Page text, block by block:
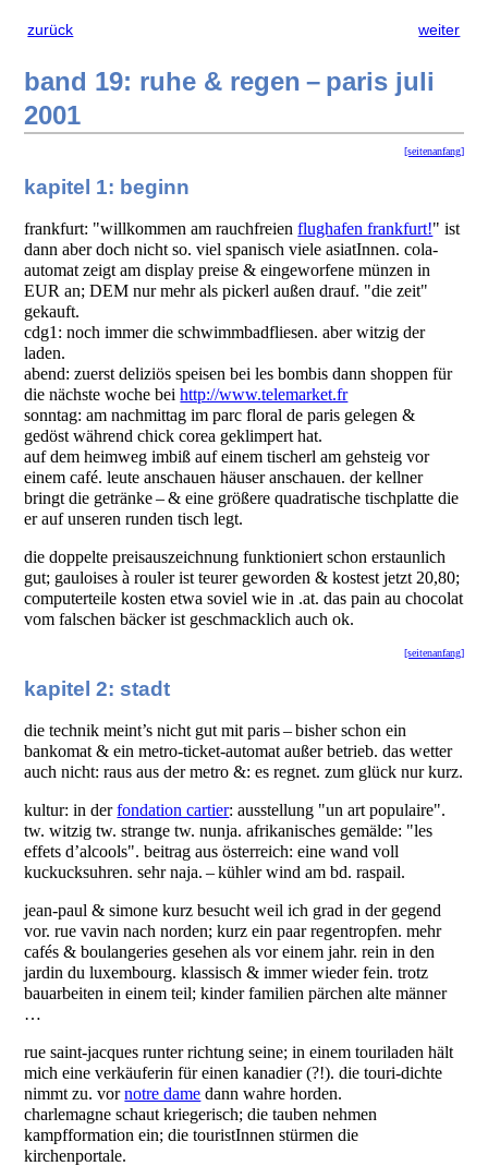
zurück weiter
band 19: ruhe & regen – paris juli
2001
[seitenanfang]
kapitel 1: beginn
frankfurt: "willkommen am rauchfreienflughafen frankfurt!" ist
dann aber doch nicht so. viel spanisch viele asiatInnen. cola-
automat zeigt am display preise & eingeworfene münzen in
EUR an; DEM nur mehr als pickerl außen drauf. "die zeit"
gekauft.
cdg1: noch immer die schwimmbadfliesen. aber witzig der
laden.
abend: zuerst deliziös speisen bei les bombis dann shoppen für
die nächste woche beihttp://www.telemarket.fr
sonntag: am nachmittag im parc floral de paris gelegen &
gedöst während chick corea geklimpert hat.
auf dem heimweg imbiß auf einem tischerl am gehsteig vor
einem café. leute anschauen häuser anschauen. der kellner
bringt die getränke – & eine größere quadratische tischplatte die
er auf unseren runden tisch legt.
die doppelte preisauszeichnung funktioniert schon erstaunlich
gut; gauloises à rouler ist teurer geworden & kostest jetzt 20,80;
computerteile kosten etwa soviel wie in .at. das pain au chocolat
vom falschen bäcker ist geschmacklich auch ok.
[seitenanfang]
kapitel 2: stadt
die technik meint’s nicht gut mit paris – bisher schon ein
bankomat & ein metro-ticket-automat außer betrieb. das wetter
auch nicht: raus aus der metro &: es regnet. zum glück nur kurz.
kultur: in derfondation cartier: ausstellung "un art populaire".
tw. witzig tw. strange tw. nunja. afrikanisches gemälde: "les
effets d’alcools". beitrag aus österreich: eine wand voll
kuckucksuhren. sehr naja. – kühler wind am bd. raspail.
jean-paul & simone kurz besucht weil ich grad in der gegend
vor. rue vavin nach norden; kurz ein paar regentropfen. mehr
cafés & boulangeries gesehen als vor einem jahr. rein in den
jardin du luxembourg. klassisch & immer wieder fein. trotz
bauarbeiten in einem teil; kinder familien pärchen alte männer
…
rue saint-jacques runter richtung seine; in einem touriladen hält
mich eine verkäuferin für einen kanadier (?!). die touri-dichte
nimmt zu. vornotre dame dann wahre horden.
charlemagne schaut kriegerisch; die tauben nehmen
kampfformation ein; die touristInnen stürmen die
kirchenportale.